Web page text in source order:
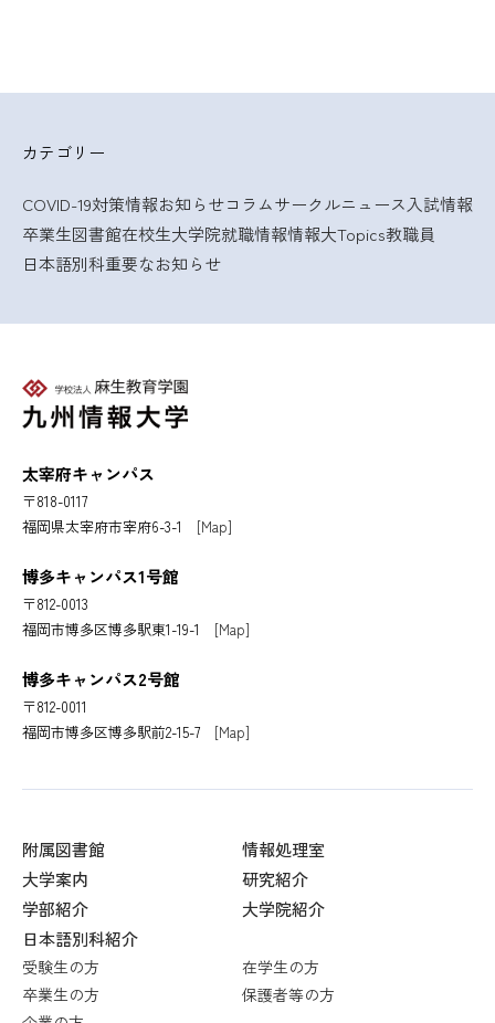
カテゴリー
COVID-19対策情報お知らせコラムサークルニュース入試情報
卒業生図書館在校生大学院就職情報情報大Topics教職員
日本語別科重要なお知らせ
太宰府キャンパス
〒818-0117
福岡県太宰府市宰府6-3-1 [Map]
博多キャンパス1号館
〒812-0013
福岡市博多区博多駅東1-19-1 [Map]
博多キャンパス2号館
〒812-0011
福岡市博多区博多駅前2-15-7 [Map]
附属図書館
情報処理室
大学案内
研究紹介
学部紹介
大学院紹介
日本語別科紹介
受験生の方
在学生の方
卒業生の方
保護者等の方